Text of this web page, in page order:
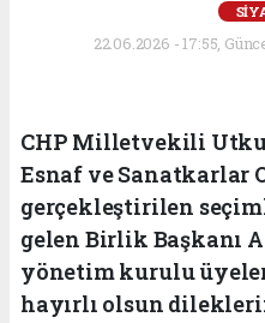
22.06.2026 - 17:55,
CHP Milletvekili Utku
Esnaf ve Sanatkarlar
gerçekleştirilen
gelen Birlik Başkanı
yönetim kurulu
hayırlı olsun